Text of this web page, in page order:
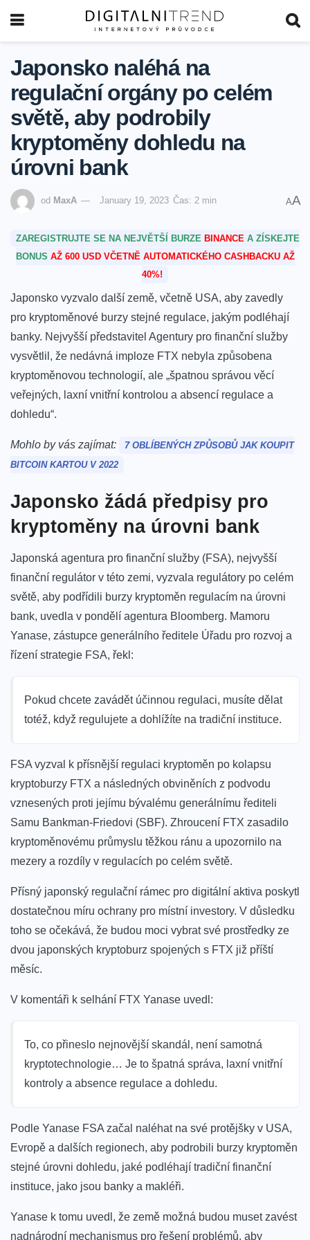
Japonsko naléhá na
regulační orgány po celém
světě, aby podrobily
kryptoměny dohledu na
úrovni bank
od MaxA January 19, 2023 Čas: 2 min AA
ZAREGISTRUJTE SE NA NEJVĚTŠÍ BURZE BINANCE A ZÍSKEJTE
BONUS AŽ 600 USD VČETNĚ AUTOMATICKÉHO CASHBACKU AŽ
40%!
Japonsko vyzvalo další země, včetně USA, aby zavedly
pro kryptoměnové burzy stejné regulace, jakým podléhají
banky. Nejvyšší představitel Agentury pro finanční služby
vysvětlil, že nedávná imploze FTX nebyla způsobena
kryptoměnovou technologií, ale „špatnou správou věcí
veřejných, laxní vnitřní kontrolou a absencí regulace a
dohledu“.
Mohlo by vás zajímat:
7 OBLÍBENÝCH ZPŮSOBŮ JAK KOUPIT
BITCOIN KARTOU V 2022
Japonsko žádá předpisy pro
kryptoměny na úrovni bank
Japonská agentura pro finanční služby (FSA), nejvyšší
finanční regulátor v této zemi, vyzvala regulátory po celém
světě, aby podřídili burzy kryptoměn regulacím na úrovni
bank, uvedla v pondělí agentura Bloomberg. Mamoru
Yanase, zástupce generálního ředitele Úřadu pro rozvoj a
řízení strategie FSA, řekl:
Pokud chcete zavádět účinnou regulaci, musíte dělat
totéž, když regulujete a dohlížíte na tradiční instituce.
FSA vyzval k přísnější regulaci kryptoměn po kolapsu
kryptoburzy FTX a následných obviněních z podvodu
vznesených proti jejímu bývalému generálnímu řediteli
Samu Bankman-Friedovi (SBF). Zhroucení FTX zasadilo
kryptoměnovému průmyslu těžkou ránu a upozornilo na
mezery a rozdíly v regulacích po celém světě.
Přísný japonský regulační rámec pro digitální aktiva poskytl
dostatečnou míru ochrany pro místní investory. V důsledku
toho se očekává, že budou moci vybrat své prostředky ze
dvou japonských kryptoburz spojených s FTX již příští
měsíc.
V komentáři k selhání FTX Yanase uvedl:
To, co přineslo nejnovější skandál, není samotná
kryptotechnologie… Je to špatná správa, laxní vnitřní
kontroly a absence regulace a dohledu.
Podle Yanase FSA začal naléhat na své protějšky v USA,
Evropě a dalších regionech, aby podrobili burzy kryptoměn
stejné úrovni dohledu, jaké podléhají tradiční finanční
instituce, jako jsou banky a makléři.
Yanase k tomu uvedl, že země možná budou muset zavést
nadnárodní mechanismus pro řešení problémů, aby